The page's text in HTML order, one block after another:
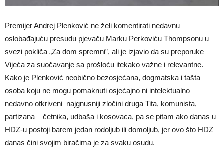
Premijer Andrej Plenković ne želi komentirati nedavnu
oslobađajuću presudu pjevaču Marku Perkoviću Thompsonu u
svezi pokliča „Za dom spremni”, ali je izjavio da su preporuke
Vijeća za suočavanje sa prošloću itekako važne i relevantne.
Kako je Plenković neobično bezosjećana, dogmatska i tašta
osoba koju ne mogu pomaknuti osjećajno ni intelektualno
nedavno otkriveni najgnusniji zločini druga Tita, komunista,
partizana – četnika, udbaša i kosovaca, pa se pitam ako danas u
HDZ-u postoji barem jedan rodoljub ili domoljub, jer ovo što HDZ
danas čini svojim biračima je za svaku osudu.